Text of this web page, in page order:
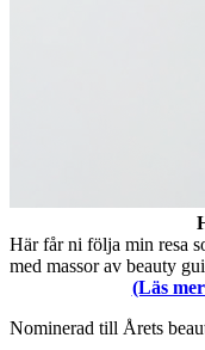
Här får ni följa min resa
med massor av beauty
(Läs
Nominerad till Årets